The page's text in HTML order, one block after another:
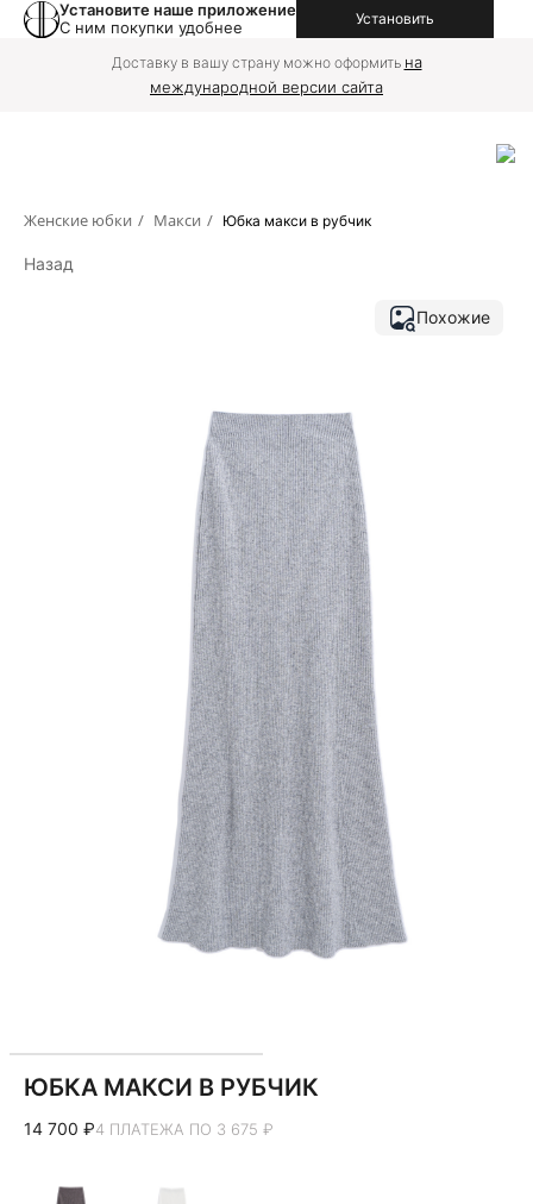
Установите наше приложение
С ним покупки удобнее
Установить
Доставку в вашу страну можно оформить на
международной версии сайта
Женские юбки / Макси / Юбка макси в рубчик
Назад
Похожие
ЮБКА МАКСИ В РУБЧИК
14 700 ₽4 ПЛАТЕЖА ПО 3 675 ₽